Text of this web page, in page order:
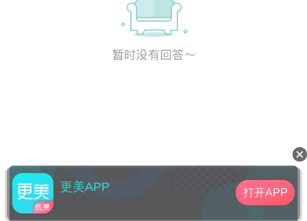
更美APP 打开APP